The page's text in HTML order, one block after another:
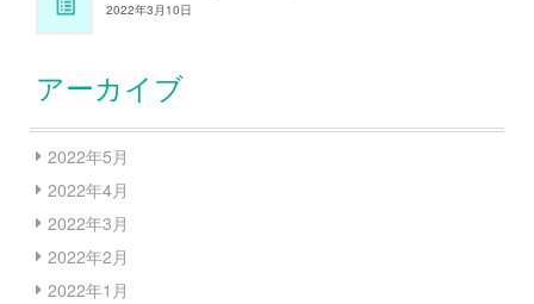
2022年3月10日
アーカイブ
2022年5月
2022年4月
2022年3月
2022年2月
2022年1月